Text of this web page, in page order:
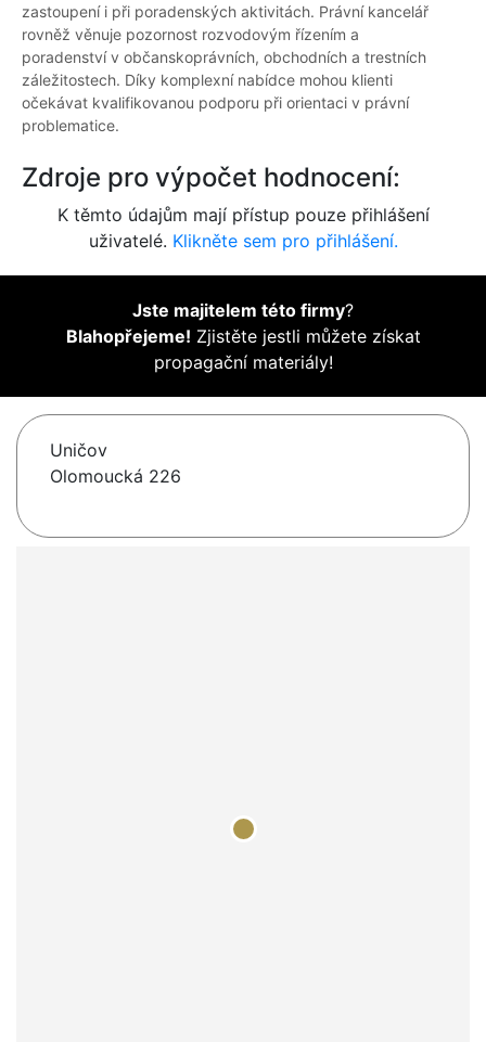
zastoupení i při poradenských aktivitách. Právní kancelář
rovněž věnuje pozornost rozvodovým řízením a
poradenství v občanskoprávních, obchodních a trestních
záležitostech. Díky komplexní nabídce mohou klienti
očekávat kvalifikovanou podporu při orientaci v právní
problematice.
Zdroje pro výpočet hodnocení:
K těmto údajům mají přístup pouze přihlášení
uživatelé. Klikněte sem pro přihlášení.
Jste majitelem této firmy?
Blahopřejeme! Zjistěte jestli můžete získat
propagační materiály!
Uničov
Olomoucká 226